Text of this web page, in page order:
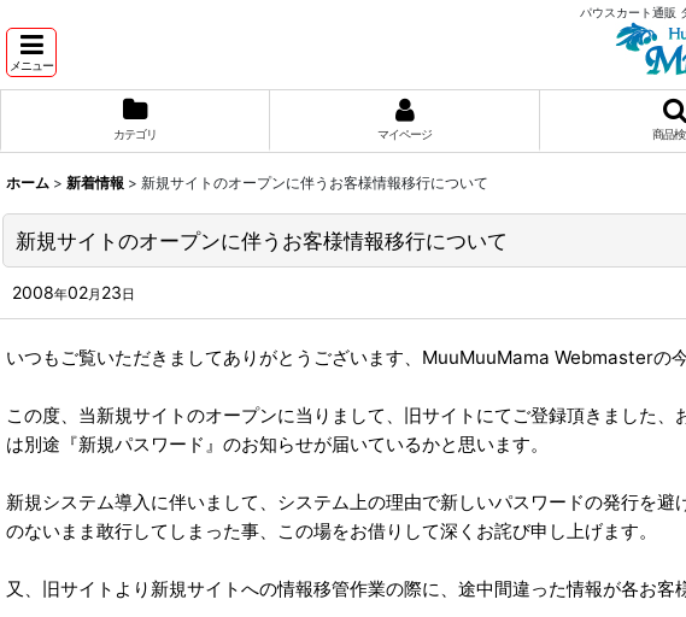
パウスカート通販
メニュー
カテゴリ マイページ 商品
ホーム > 新着情報 > 新規サイトのオープンに伴うお客様情報移行について
新規サイトのオープンに伴うお客様情報移行について
2008年02月 23日
いつもご覧いただきましてありがとうございます、MuuMuuMama Webmasterの
この度、当新規サイトのオープンに当りまして、旧サイトにてご登録頂きました
は別途『新規パスワード』のお知らせが届いているかと思います。
新規システム導入に伴いまして、システム上の理由で新しいパスワードの発行を
のないまま敢行してしまった事、この場をお借りして深くお詫び申し上げます。
又、旧サイトより新規サイトへの情報移管作業の際に、途中間違った情報が各お